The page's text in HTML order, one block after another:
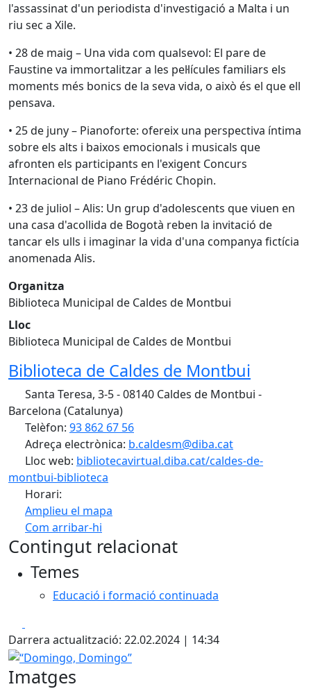
l'assassinat d'un periodista d'investigació a Malta i un
riu sec a Xile.
• 28 de maig – Una vida com qualsevol: El pare de
Faustine va immortalitzar a les pel·lícules familiars els
moments més bonics de la seva vida, o això és el que ell
pensava.
• 25 de juny – Pianoforte: ofereix una perspectiva íntima
sobre els alts i baixos emocionals i musicals que
afronten els participants en l'exigent Concurs
Internacional de Piano Frédéric Chopin.
• 23 de juliol – Alis: Un grup d'adolescents que viuen en
una casa d'acollida de Bogotà reben la invitació de
tancar els ulls i imaginar la vida d'una companya fictícia
anomenada Alis.
Organitza
Biblioteca Municipal de Caldes de Montbui
Lloc
Biblioteca Municipal de Caldes de Montbui
Biblioteca de Caldes de Montbui
Santa Teresa, 3-5 - 08140 Caldes de Montbui -
Barcelona (Catalunya)
Telèfon: 93 862 67 56
Adreça electrònica: b.caldesm@diba.cat
Lloc web: bibliotecavirtual.diba.cat/caldes-de-
montbui-biblioteca
Horari:
Amplieu el mapa
Com arribar-hi
+
Contingut relacionat
Temes
Educació i formació continuada
Darrera actualització: 22.02.2024 | 14:34
“Domingo, Domingo”
Imatges